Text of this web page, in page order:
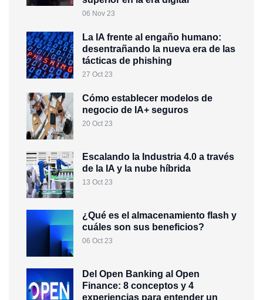
06 Nov 23
La IA frente al engaño humano:
desentrañando la nueva era de las
tácticas de phishing
27 Oct 23
Cómo establecer modelos de
negocio de IA+ seguros
20 Oct 23
Escalando la Industria 4.0 a través
de la IA y la nube híbrida
13 Oct 23
¿Qué es el almacenamiento flash y
cuáles son sus beneficios?
06 Oct 23
Del Open Banking al Open
Finance: 8 conceptos y 4
experiencias para entender un